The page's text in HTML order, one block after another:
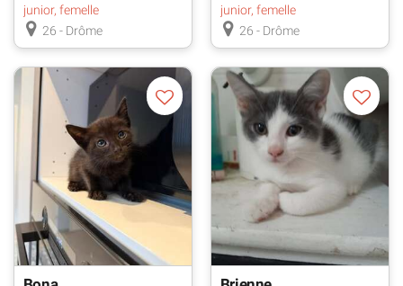
junior, femelle
26 - Drôme
junior, femelle
26 - Drôme